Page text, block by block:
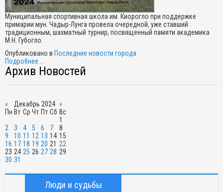
Муниципальная спортивная школа им. Киорогло при поддержке
примарии мун. Чадыр-Лунга провела очередной, уже ставший
традиционным, шахматный турнир, посвященный памяти академика
М.Н. Губогло.
Опубликовано в Последние новости города
Подробнее ...
Архив Новостей
« Декабрь 2024 »
Пн Вт Ср Чт Пт Сб Вс
1
2
3 4 5 6 7
8
9
10 11 12 13 14 15
16 17 18 19 20 21 22
23 24 25 26 27 28 29
30 31
Люди и судьбы